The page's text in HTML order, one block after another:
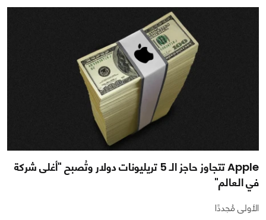
Apple تتجاوز حاجز الـ 5 تريليونات دولار وتُصبح "أغلى شركة
في العالم"
الأولى مُجددًا